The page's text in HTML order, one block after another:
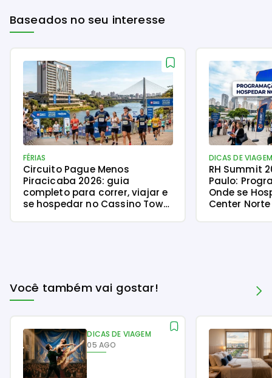
Baseados no seu interesse
FÉRIAS
Circuito Pague Menos
Piracicaba 2026: guia
completo para correr, viajar e
se hospedar no Cassino Tower
DICAS DE VIAGEM
RH Summit
Paulo:
Onde se
Center Norte
Você também vai gostar!
DICAS DE VIAGEM
05 AGO